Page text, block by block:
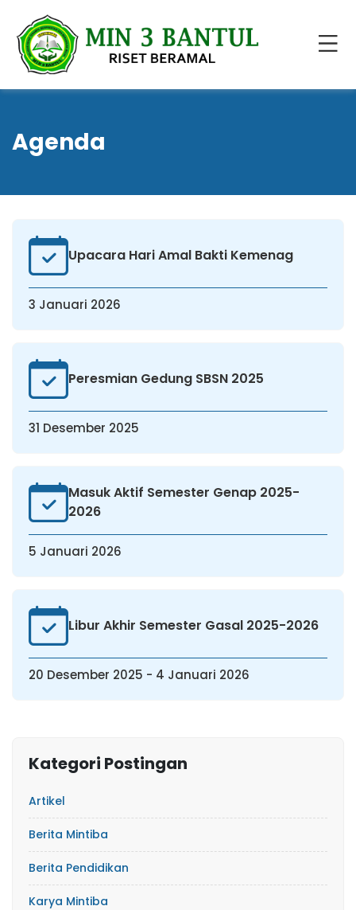
Agenda
Upacara Hari Amal Bakti Kemenag
3 Januari 2026
Peresmian Gedung SBSN 2025
31 Desember 2025
Masuk Aktif Semester Genap 2025-
2026
5 Januari 2026
Libur Akhir Semester Gasal 2025-2026
20 Desember 2025 - 4 Januari 2026
Kategori Postingan
Artikel
Berita Mintiba
Berita Pendidikan
Karya Mintiba